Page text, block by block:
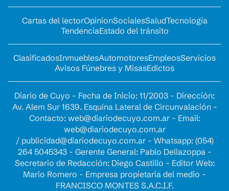
Cartas del lectorOpinionSocialesSaludTecnología
TendenciaEstado del tránsito
ClasificadosInmueblesAutomotoresEmpleosServicios
Avisos Fúnebres y MisasEdictos
Diario de Cuyo - Fecha de Inicio: 11/2003 - Dirección:
Av. Alem Sur 1639. Esquina Lateral de Circunvalación -
Contacto: web@diariodecuyo.com.ar- Email:
web@diariodecuyo.com.ar
/ publicidad@diariodecuyo.com.ar- Whatsapp: (054)
264 5045343 - Gerente General: Pablo Dellazoppa -
Secretario de Redacción: Diego Castillo - Editor Web:
Mario Romero - Empresa propietaria del medio -
FRANCISCO MONTES S.A.C.I.F.